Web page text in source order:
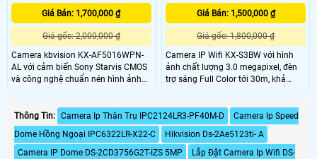
Giá Bán: 1,700,000 ₫
Giá gốc: 2,000,000 ₫
Camera kbvision KX-AF5016WPN-
AL với cảm biến Sony Starvis CMOS
và công nghệ chuẩn nén hình ảnh
H265+ giúp hình ảnh được chi tiết
được hỗ trợ đèn Led trợ sáng thông
minh đến 30m và chuẩn chống bụi,
nước IP66 thích hợp để gắn trong
nhà hoặc ngoài trời.
Giá Bán: 1,500,000 ₫
Giá gốc: 1,800,000 ₫
Camera IP Wifi KX-S3BW với hình
ảnh chất lượng 3.0 megapixel, đèn
trợ sáng Full Color tới 30m, khả
năng quay quét 360 cùng chuẩn
động và thu được hình ảnh ổn định
mà không bị ảnh hưởng bởi yếu tố
thời tiết cũng như ánh sáng.
Thông Tin: Camera Ip Thân Trụ IPC2124LR3-PF40M-D
Camera Ip Speed
Dome Hồng Ngoại IPC6322LR-X22-C
Hikvision Ds-2Ae5123ti- A
Camera IP Dome DS-2CD3756G2T-IZS 5MP
Lắp Đặt Camera Ip Wifi DS-